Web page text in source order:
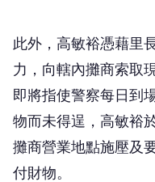
此外，高敏裕憑藉里
力，向轄內攤商索取
即將指使警察每日到
物而未得逞，高敏裕
攤商營業地點施壓及
付財物。